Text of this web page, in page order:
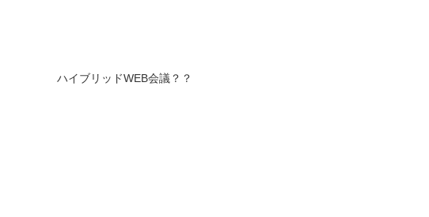
ハイブリッドWEB会議？？